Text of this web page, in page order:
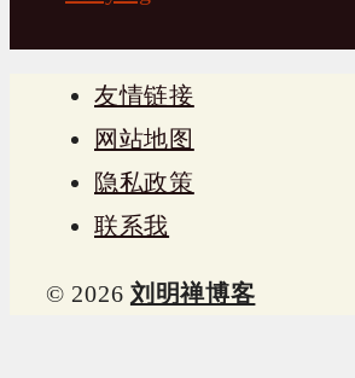
友情链接
网站地图
隐私政策
联系我
© 2026 刘明禅博客